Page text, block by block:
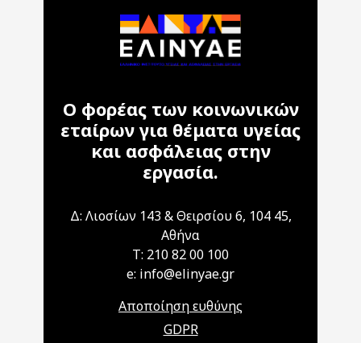
Ο φορέας των κοινωνικών
εταίρων για θέματα υγείας
και ασφάλειας στην
εργασία.
Δ: Λιοσίων 143 & Θειρσίου 6, 104 45,
Αθήνα
T: 210 82 00 100
e: info@elinyae.gr
Αποποίηση ευθύνης
GDPR